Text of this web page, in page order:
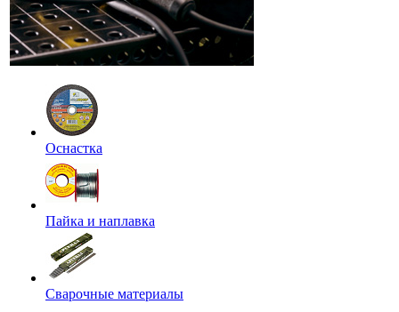
Оснастка
Пайка и наплавка
Сварочные материалы